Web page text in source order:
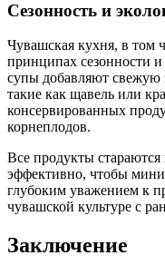
Сезонность и
Чувашская кухня, в том
принципах сезонности
супы добавляют свежую
такие как щавель или
консервированных
корнеплодов.
Все продукты стараются
эффективно, чтобы
глубоким уважением к
чувашской культуре с
Заключение